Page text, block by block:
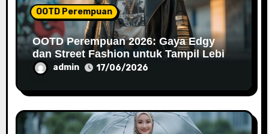
o
n
OOTD Perempuan
OOTD Perempuan 2026: Gaya Edgy
dan Street Fashion untuk Tampil Lebih
Percaya Diri
admin 17/06/2026